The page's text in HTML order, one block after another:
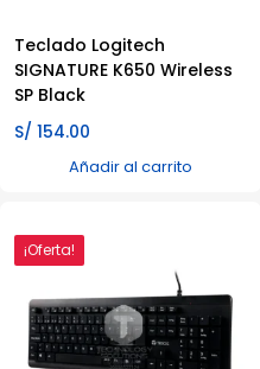
Teclado Logitech
SIGNATURE K650 Wireless
SP Black
S/ 154.00
Añadir al carrito
¡Oferta!